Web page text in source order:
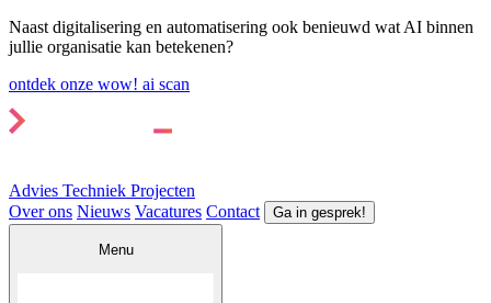
Naast digitalisering en automatisering ook benieuwd wat AI binnen
jullie organisatie kan betekenen?
ontdek onze wow! ai scan
Advies Techniek Projecten
Over ons Nieuws Vacatures Contact Ga in gesprek!
Menu